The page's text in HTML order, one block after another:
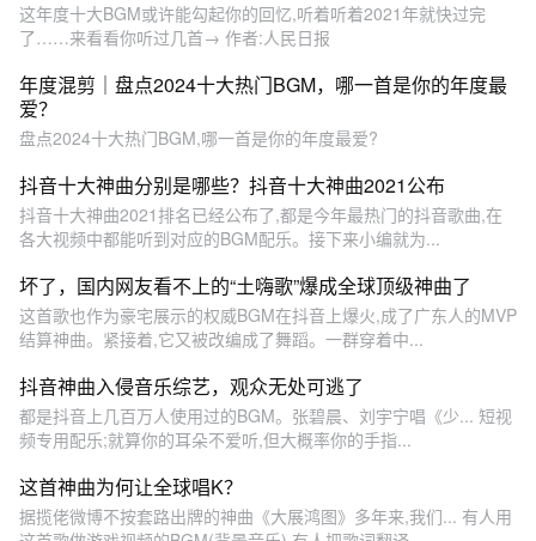
这年度十大BGM或许能勾起你的回忆,听着听着2021年就快过完
了……来看看你听过几首→ 作者:人民日报
年度混剪｜盘点2024十大热门BGM，哪一首是你的年度最
爱？
盘点2024十大热门BGM,哪一首是你的年度最爱?
抖音十大神曲分别是哪些？抖音十大神曲2021公布
抖音十大神曲2021排名已经公布了,都是今年最热门的抖音歌曲,在
各大视频中都能听到对应的BGM配乐。接下来小编就为...
坏了，国内网友看不上的“土嗨歌”爆成全球顶级神曲了
这首歌也作为豪宅展示的权威BGM在抖音上爆火,成了广东人的MVP
结算神曲。紧接着,它又被改编成了舞蹈。一群穿着中...
抖音神曲入侵音乐综艺，观众无处可逃了
都是抖音上几百万人使用过的BGM。张碧晨、刘宇宁唱《少... 短视
频专用配乐;就算你的耳朵不爱听,但大概率你的手指...
这首神曲为何让全球唱K？
据揽佬微博不按套路出牌的神曲《大展鸿图》多年来,我们... 有人用